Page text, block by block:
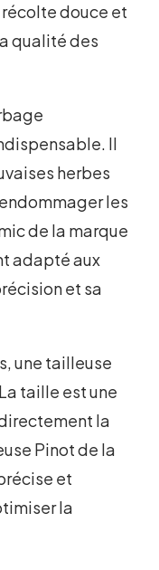
douce et
qualité des
Il
herbes
les
de la marque
adapté aux
et sa
une tailleuse
taille est une
la
Pinot de la
et
la